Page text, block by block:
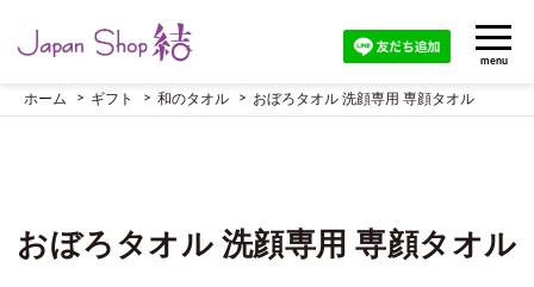
menu
ホーム ギフト 和のタオル おぼろタオル 洗顔専用 専顔タオル
おぼろタオル 洗顔専用 専顔タオル